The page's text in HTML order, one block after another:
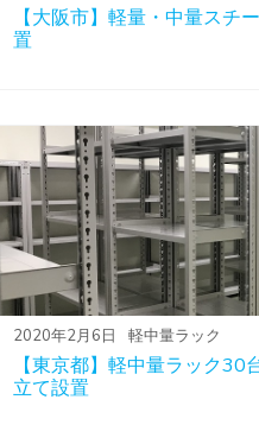
【大阪市】軽量・中量スチ
置
2020年2月6日 軽中量ラック
【東京都】軽中量ラック
立て設置